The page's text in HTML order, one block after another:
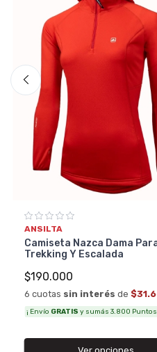
ANSILTA
Camiseta Nazca Dama
Trekking Y Escalada
$190.000
6 cuotas sin interés de
¡ Envío GRATIS y sumás 3.800 Puntos